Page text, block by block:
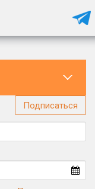
Подписаться